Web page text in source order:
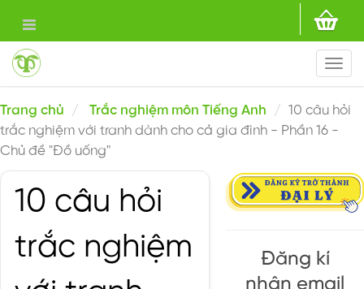
Trang chủ Trắc nghiệm môn Tiếng Anh
10 câu hỏi
trắc nghiệm với tranh dành cho cả gia đình - Phần 16 -
Chủ đề "Đồ uống"
10 câu hỏi
trắc nghiệm
Đăng kí
nhận email